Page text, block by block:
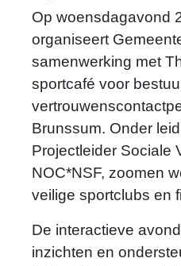
Mishana Bremen
Op woensdagavond
organiseert
samenwerking met
sportcafé voor
Brunssum. Onder
Projectleider Sociale
NOC*NSF, zoomen
veilige sportclubs en
De interactieve
inzichten en